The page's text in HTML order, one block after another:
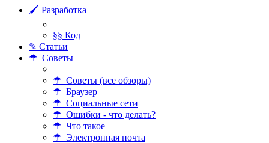
🖌 Разработка
§§ Код
✎ Статьи
☂ Советы
☂ Советы (все обзоры)
☂ Браузер
☂ Социальные сети
☂ Ошибки - что делать?
☂ Что такое
☂ Электронная почта